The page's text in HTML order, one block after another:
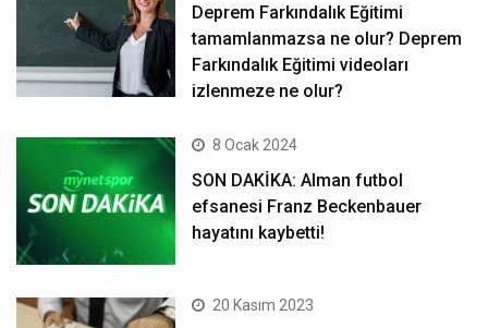
Deprem Farkındalık Eğitimi
tamamlanmazsa ne olur? Deprem
Farkındalık Eğitimi videoları
izlenmeze ne olur?
8 Ocak 2024
SON DAKİKA: Alman futbol
efsanesi Franz Beckenbauer
hayatını kaybetti!
20 Kasım 2023